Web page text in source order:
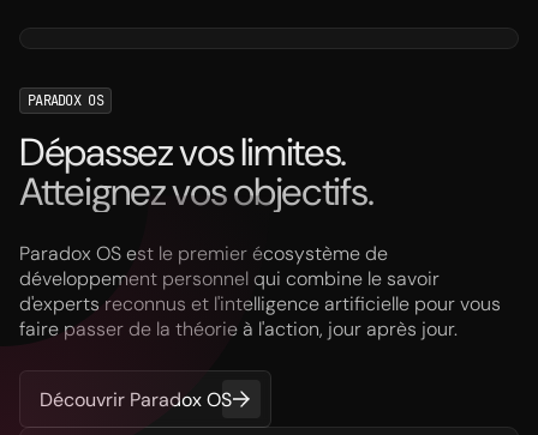
PARADOX OS
Dépassez vos limites.
Atteignez vos objectifs.
Paradox OS est le premier écosystème de
développement personnel qui combine le savoir
d'experts reconnus et l'intelligence artificielle pour vous
faire passer de la théorie à l'action, jour après jour.
Découvrir Paradox OS